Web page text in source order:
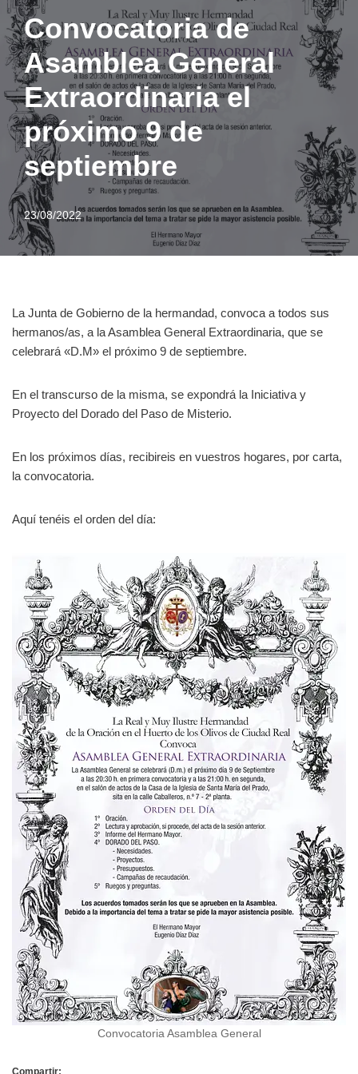
Convocatoria de
Asamblea General
Extraordinaria el
próximo 9 de
septiembre
23/08/2022
La Junta de Gobierno de la hermandad, convoca a todos sus
hermanos/as, a la Asamblea General Extraordinaria, que se
celebrará «D.M» el próximo 9 de septiembre.
En el transcurso de la misma, se expondrá la Iniciativa y
Proyecto del Dorado del Paso de Misterio.
En los próximos días, recibireis en vuestros hogares, por carta,
la convocatoria.
Aquí tenéis el orden del día:
Convocatoria Asamblea General
Compartir: